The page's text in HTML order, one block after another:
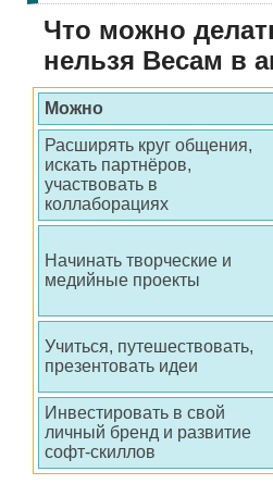
Что можно
нельзя Весам в
Можно
Расширять круг общения,
искать партнёров,
участвовать в
коллаборациях
Начинать творческие и
медийные проекты
Учиться, путешествовать,
презентовать идеи
Инвестировать в свой
личный бренд и развитие
софт-скиллов